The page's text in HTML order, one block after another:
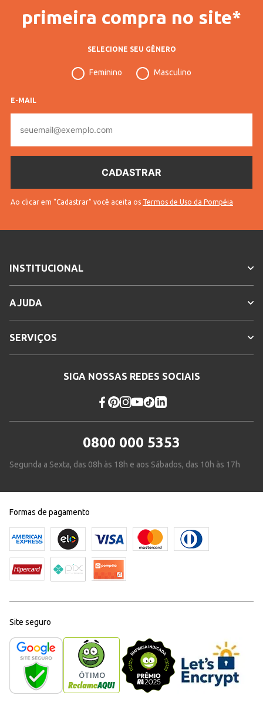
primeira compra no site*
SELECIONE SEU GÊNERO
Feminino Masculino
E-MAIL
mail
Ao clicar em "Cadastrar" você aceita os Termos de Uso da Pompéia
INSTITUCIONAL
AJUDA
SERVIÇOS
SIGA NOSSAS REDES SOCIAIS
0800 000 5353
Segunda a Sexta, das 08h às 18h e aos Sábados, das 10h às 17h
Formas de pagamento
Site seguro